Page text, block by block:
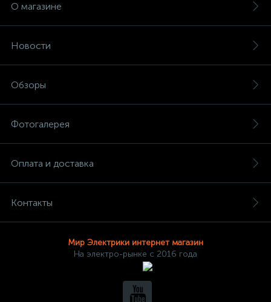
О магазине
Новости
Обзоры
Фотогалерея
Оплата и доставка
Контакты
Мир Электрики интернет магазин
На электро-рынке с 2016 года